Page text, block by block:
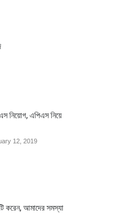
নিয়োগ, এপিএস নিয়ে
12, 2019
করেন, আমাদের সমস্যা